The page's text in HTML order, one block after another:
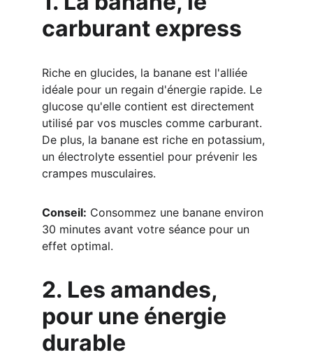
carburant express
Riche en glucides, la banane est l'alliée
idéale pour un regain d'énergie rapide. Le
glucose qu'elle contient est directement
utilisé par vos muscles comme carburant.
De plus, la banane est riche en potassium,
un électrolyte essentiel pour prévenir les
crampes musculaires.
Conseil: Consommez une banane environ
30 minutes avant votre séance pour un
effet optimal.
2. Les amandes,
pour une énergie
durable